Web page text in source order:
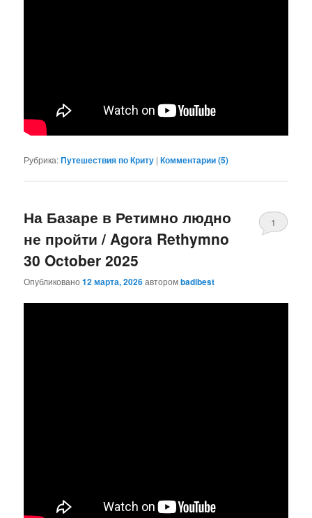
Рубрика:Путешествия по Криту |Комментарии (5)
На Базаре в Ретимно людно
не пройти / Agora Rethymno
30 October 2025
Опубликовано12 марта, 2026авторомbadibest
1